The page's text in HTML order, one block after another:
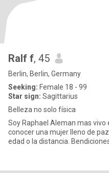
Ralf f, 45
Berlin, Berlin, Germany
Seeking: Female 18 - 99
Star sign: Sagittarius
Belleza no solo física
Soy Raphael Aleman mas vivo
conocer una mujer lleno de
edad o la distancia.